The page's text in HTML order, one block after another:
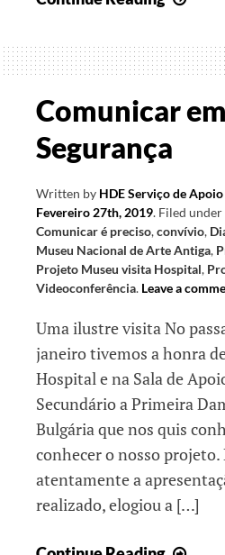
Ano
Comunicar em
Segurança
Written by HDE Serviço de Apoio
Fevereiro 27th, 2019. Filed under
Comunicar é preciso,convívio,
Museu Nacional de Arte Antiga,
Projeto Museu visita Hospital,
Videoconferência. Leave a
Uma ilustre visita No
janeiro tivemos a honra
Hospital e na Sala de
Secundário a Primeira
Bulgária que nos quis
conhecer o nosso
atentamente a
realizado, elogiou a […]